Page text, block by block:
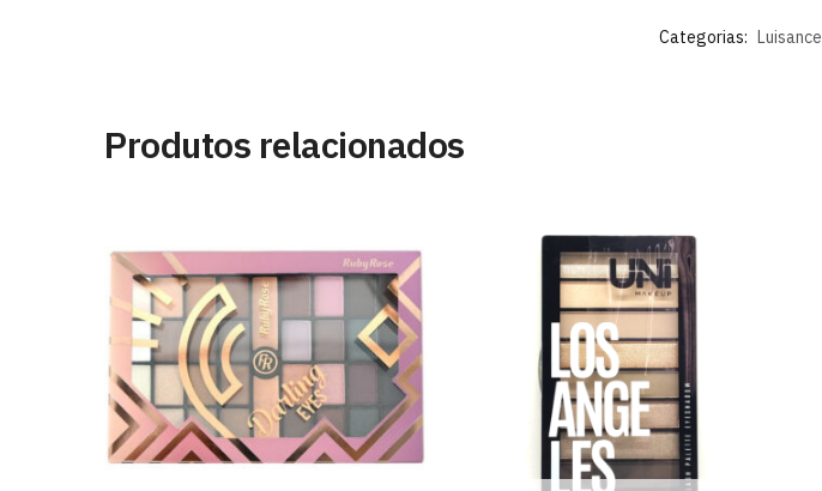
Categorias: Luisance
Produtos relacionados